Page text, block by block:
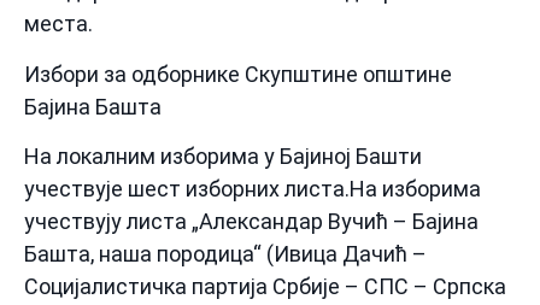
места.
Избори за одборнике Скупштине општине
Бајина Башта
На локалним изборима у Бајиној Башти
учествује шест изборних листа.На изборима
учествују листа „Александар Вучић – Бајина
Башта, наша породица“ (Ивица Дачић –
Социјалистичка партија Србије – СПС – Српска